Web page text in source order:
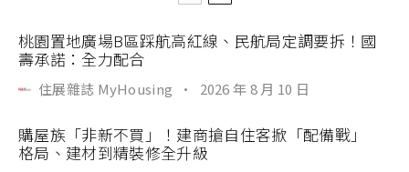
桃園置地廣場B區踩航高紅線、民航局定調要拆！國
壽承諾：全力配合
住展雜誌 MyHousing · 2026 年 8 月 10 日
購屋族「非新不買」！建商搶自住客掀「配備戰」
格局、建材到精裝修全升級